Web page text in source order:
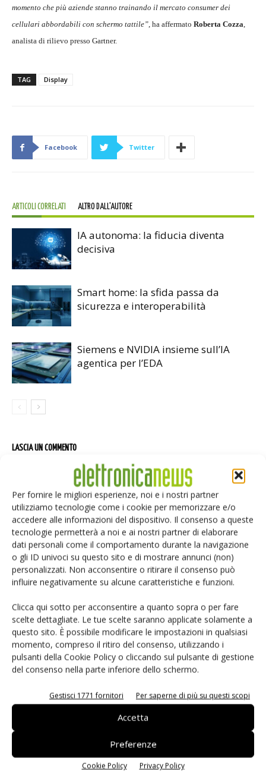
Per fornire le migliori esperienze, noi e i nostri partner
utilizziamo tecnologie come i cookie per memorizzare e/o
accedere alle informazioni del dispositivo. Il consenso a queste
tecnologie permetterà a noi e ai nostri partner di elaborare
dati personali come il comportamento durante la navigazione
o gli ID univoci su questo sito e di mostrare annunci (non)
personalizzati. Non acconsentire o ritirare il consenso può
influire negativamente su alcune caratteristiche e funzioni.
Clicca qui sotto per acconsentire a quanto sopra o per fare
scelte dettagliate. Le tue scelte saranno applicate solamente a
questo sito. È possibile modificare le impostazioni in qualsiasi
momento, compreso il ritiro del consenso, utilizzando i
pulsanti della Cookie Policy o cliccando sul pulsante di gestione
del consenso nella parte inferiore dello schermo.
Gestisci 1771 fornitori Per saperne di più su questi scopi
Accetta
Preferenze
Cookie Policy Privacy Policy
momento che più aziende stanno trainando il mercato consumer dei
cellulari abbordabili con schermo tattile”, ha affermato Roberta Cozza,
analista di rilievo presso Gartner.
TAG Display
Facebook Twitter
ARTICOLI CORRELATI ALTRO DALL'AUTORE
IA autonoma: la fiducia diventa
decisiva
Smart home: la sfida passa da
sicurezza e interoperabilità
Siemens e NVIDIA insieme sull’IA
agentica per l’EDA
LASCIA UN COMMENTO
Salva il mio nome, email e sito web in questo browser per i
prossimi commenti.